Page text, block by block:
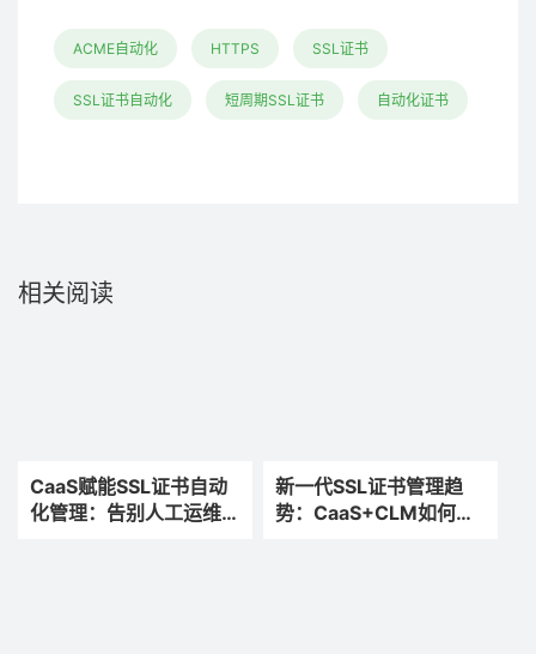
ACME自动化 HTTPS SSL证书
SSL证书自动化 短周期SSL证书 自动化证书
相关阅读
CaaS赋能SSL证书自动
化管理：告别人工运维的
新一代SSL证书管理趋
势：CaaS+CLM如何实